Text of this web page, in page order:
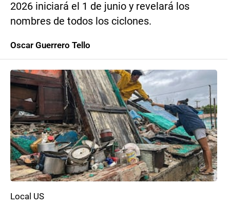
2026 iniciará el 1 de junio y revelará los
nombres de todos los ciclones.
Oscar Guerrero Tello
Local US